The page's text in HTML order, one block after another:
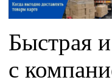
Быстрая
с